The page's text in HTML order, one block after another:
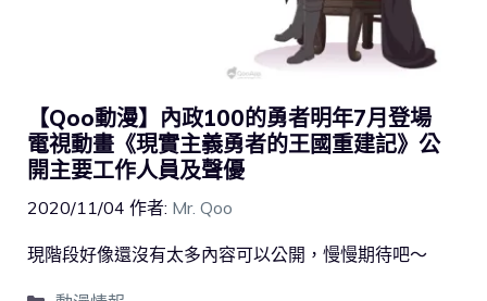
【Qoo動漫】內政100的勇者明年7月登場
電視動畫《現實主義勇者的王國重建記》公
開主要工作人員及聲優
2020/11/04 作者: Mr. Qoo
現階段好像還沒有太多內容可以公開，慢慢期待吧～